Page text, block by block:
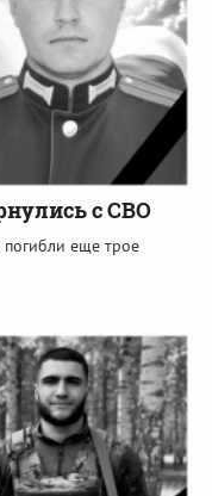
с СВО
еще трое